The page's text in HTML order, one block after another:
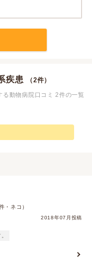
疾患 （2件）
動物病院口コミ 2件の一覧
・ネコ）
2018年07月投稿